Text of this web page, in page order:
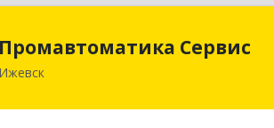
Промавтоматика Сервис
Ижевск426057, Удмуртская респ, Ижевск г,